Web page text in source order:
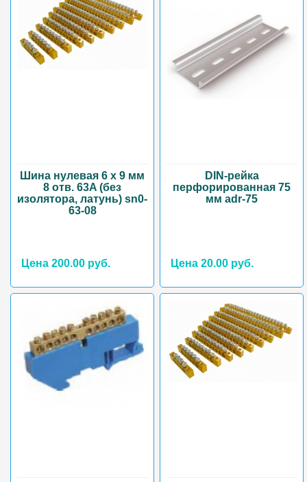
Шина нулевая 6 х 9 мм
8 отв. 63A (без
изолятора, латунь) sn0-
63-08
Цена 200.00 руб.
DIN-рейка
перфорированная 75
мм adr-75
Цена 20.00 руб.